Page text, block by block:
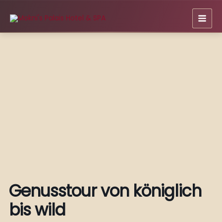
Inhalt
springen
Genusstour von königlich
bis wild